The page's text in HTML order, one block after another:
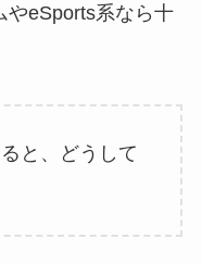
やeSports系なら十
と、どうして